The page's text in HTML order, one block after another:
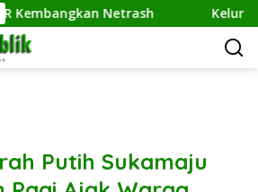
Netrash Kelurahan
Putih Sukamaju